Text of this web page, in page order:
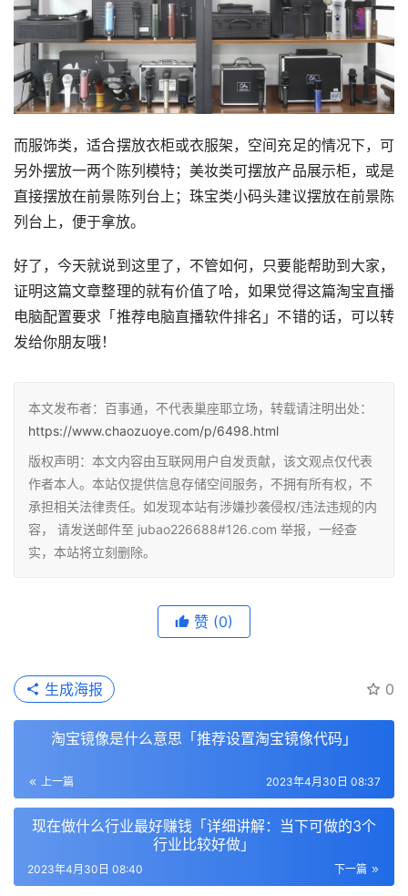
而服饰类，适合摆放衣柜或衣服架，空间充足的情况下，可
另外摆放一两个陈列模特；美妆类可摆放产品展示柜，或是
直接摆放在前景陈列台上；珠宝类小码头建议摆放在前景陈
列台上，便于拿放。
好了，今天就说到这里了，不管如何，只要能帮助到大家，
证明这篇文章整理的就有价值了哈，如果觉得这篇淘宝直播
电脑配置要求「推荐电脑直播软件排名」不错的话，可以转
发给你朋友哦！
本文发布者：百事通，不代表巢座耶立场，转载请注明出处：
https://www.chaozuoye.com/p/6498.html
版权声明：本文内容由互联网用户自发贡献，该文观点仅代表
作者本人。本站仅提供信息存储空间服务，不拥有所有权，不
承担相关法律责任。如发现本站有涉嫌抄袭侵权/违法违规的内
容， 请发送邮件至 jubao226688#126.com 举报，一经查
实，本站将立刻删除。
赞 (0)
0
生成海报
淘宝镜像是什么意思「推荐设置淘宝镜像代码」
上一篇 2023年4月30日 08:37
现在做什么行业最好赚钱「详细讲解：当下可做的3个
行业比较好做」
下一篇
2023年4月30日 08:40